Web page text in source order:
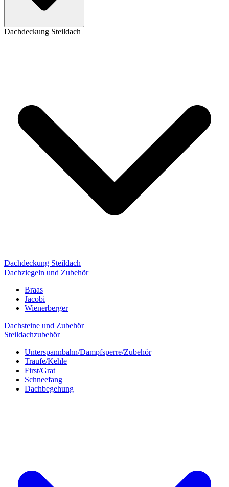
Dachdeckung Steildach
Dachdeckung Steildach
Dachziegeln und Zubehör
Braas
Jacobi
Wienerberger
Dachsteine und Zubehör
Steildachzubehör
Unterspannbahn/Dampfsperre/Zubehör
Traufe/Kehle
First/Grat
Schneefang
Dachbegehung